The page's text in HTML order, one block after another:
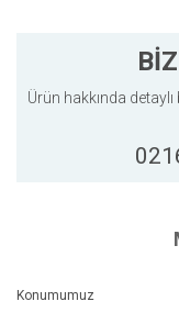
Ürün hakkında
Konumumuz